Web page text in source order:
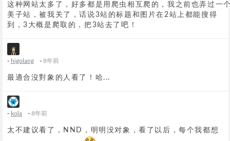
这种网站太多了，好多都是用爬虫相互爬的，我之前也弄过一
美子站，被我关了，话说3站的标题和图片在2站上都能搜得
到，3大概是爬取的，把3站去了吧！
- higolang - 8年前
最適合沒對象的人看了！哈...
- kola - 8年前
太不建议看了，NND，明明没对象，看了以后，每个我都想